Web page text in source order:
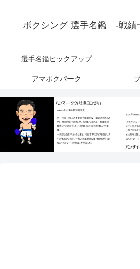
ボクシング 選手名鑑 -戦績
選手名鑑ピックアップ
アマボクパーク